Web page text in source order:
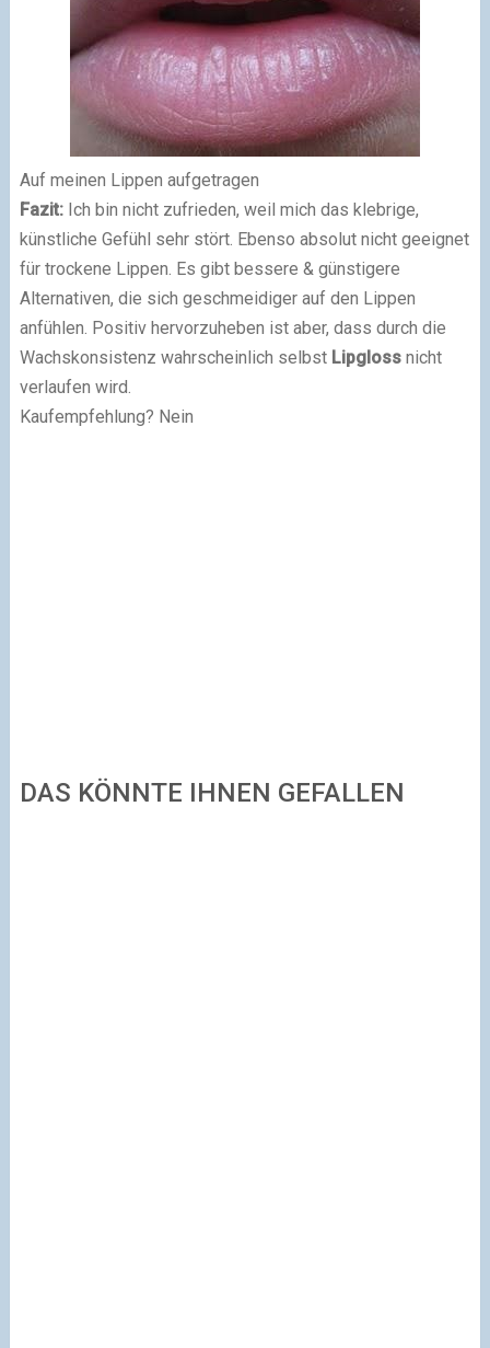
Auf meinen Lippen aufgetragen
Fazit:Ich bin nicht zufrieden, weil mich das klebrige,
künstliche Gefühl sehr stört. Ebenso absolut nicht geeignet
für trockene Lippen. Es gibt bessere & günstigere
Alternativen, die sich geschmeidiger auf den Lippen
anfühlen. Positiv hervorzuheben ist aber, dass durch die
Wachskonsistenz wahrscheinlich selbst Lipglossnicht
verlaufen wird.
Kaufempfehlung? Nein
DAS KÖNNTE IHNEN GEFALLEN